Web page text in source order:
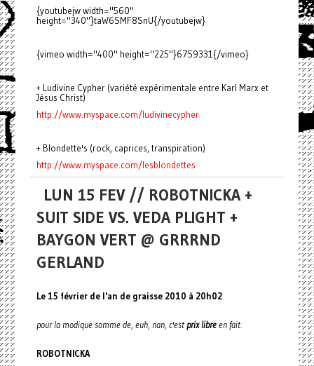
{youtubejw width="560"
height="340"}taW6SMF8SnU{/youtubejw}
{vimeo width="400" height="225"}6759331{/vimeo}
+ Ludivine Cypher (variété expérimentale entre Karl Marx et
Jésus Christ)
http://www.myspace.com/ludivinecypher
+ Blondette's (rock, caprices, transpiration)
http://www.myspace.com/lesblondettes
LUN 15 FEV // ROBOTNICKA +
SUIT SIDE VS. VEDA PLIGHT +
BAYGON VERT @ GRRRND
GERLAND
Le 15 février de l'an de graisse 2010 à 20h02
pour la modique somme de, euh, nan, c'est prix libreen fait.
ROBOTNICKA